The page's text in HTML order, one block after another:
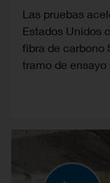
Las pruebas
Estados Unidos
fibra de carbono
tramo de ensayo